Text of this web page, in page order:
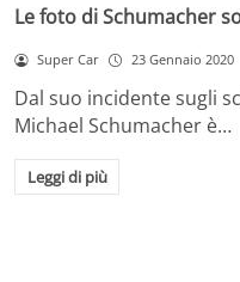
Le foto di Schumacher
Super Car 23 Gennaio 2020
Dal suo incidente sugli
Michael Schumacher è…
Leggi di più